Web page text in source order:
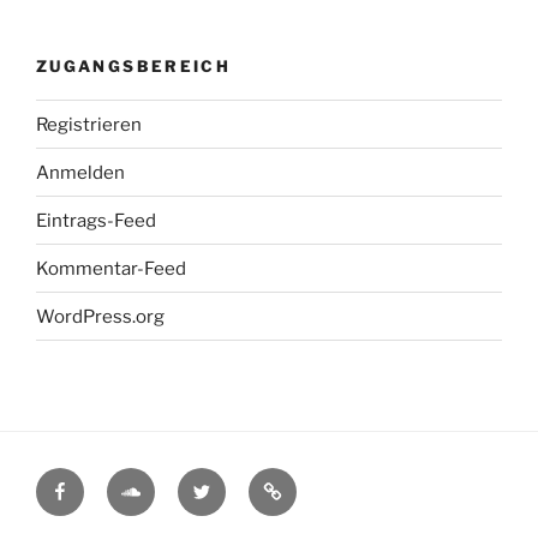
ZUGANGSBEREICH
Registrieren
Anmelden
Eintrags-Feed
Kommentar-Feed
WordPress.org
FacebookSoundcloudTwitter Myspace